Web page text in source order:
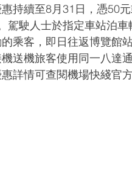
持續至8月31日，憑50
駕駛人士於指定車站泊
乘客，即日往返博覽館
送機旅客使用同一八達
詳情可查閱機場快綫官